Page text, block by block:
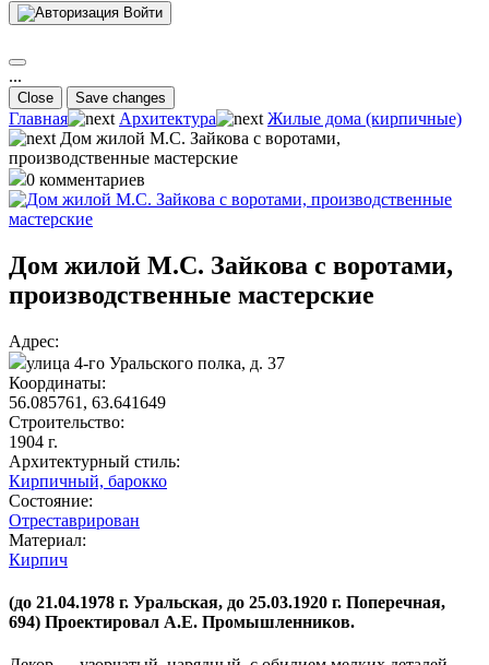
Войти
...
Close Save changes
Главная Архитектура
Жилые дома (кирпичные)
Дом жилой М.С. Зайкова с воротами,
производственные мастерские
0 комментариев
Дом жилой М.С. Зайкова с воротами,
производственные мастерские
Адрес:
улица 4-го Уральского полка, д. 37
Координаты:
56.085761, 63.641649
Строительство:
1904 г.
Архитектурный стиль:
Кирпичный, барокко
Состояние:
Отреставрирован
Материал:
Кирпич
(до 21.04.1978 г. Уральская, до 25.03.1920 г. Поперечная,
694) Проектировал А.Е. Промышленников.